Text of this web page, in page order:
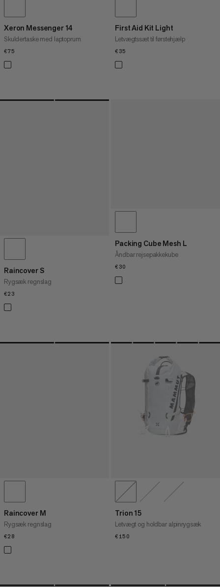
Xeron Messenger 14
Skuldertaske med laptoprum
€75
First Aid Kit Light
Letvægtssæt til førstehjælp
€35
Raincover S
Rygsæk regnslag
€23
Packing Cube Mesh L
Åndbar rejsepakkekube
€30
Raincover M
Rygsæk regnslag
€28
Trion 15
Letvægt og holdbar alpinrygsæk
€150